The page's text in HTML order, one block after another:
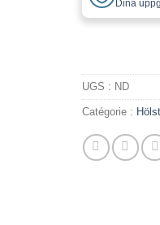
Dina
UGS : ND
Catégorie :